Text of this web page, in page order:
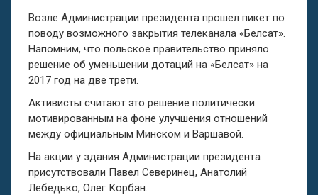
Возле Администрации президента прошел пикет по
поводу возможного закрытия телеканала «Белсат».
Напомним, что польское правительство приняло
решение об уменьшении дотаций на «Белсат» на
2017 год на две трети.
Активисты считают это решение политически
мотивированным на фоне улучшения отношений
между официальным Минском и Варшавой.
На акции у здания Администрации президента
присутствовали Павел Северинец, Анатолий
Лебедько, Олег Корбан.